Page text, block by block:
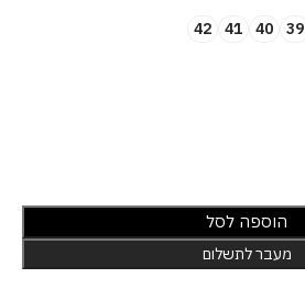
39
40
41
42
הוספה לסל
מעבר לתשלום